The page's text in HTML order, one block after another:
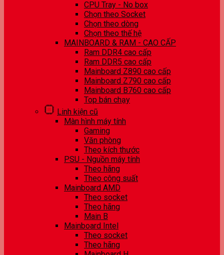
CPU Tray - No box
Chọn theo Socket
Chọn theo dòng
Chọn theo thế hệ
MAINBOARD & RAM - CAO CẤP
Ram DDR4 cao cấp
Ram DDR5 cao cấp
Mainboard Z890 cao cấp
Mainboard Z790 cao cấp
Mainboard B760 cao cấp
Top bán chạy
Linh kiện cũ
Màn hình máy tính
Gaming
Văn phòng
Theo kích thước
PSU - Nguồn máy tính
Theo hãng
Theo công suất
Mainboard AMD
Theo socket
Theo hãng
Main B
Mainboard Intel
Theo socket
Theo hãng